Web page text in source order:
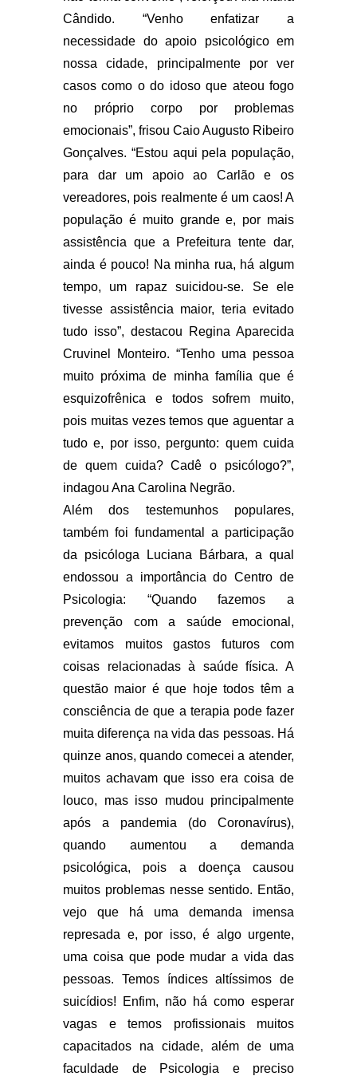
Cândido. “Venho enfatizar a
necessidade do apoio psicológico em
nossa cidade, principalmente por ver
casos como o do idoso que ateou fogo
no próprio corpo por problemas
emocionais”, frisou Caio Augusto Ribeiro
Gonçalves. “Estou aqui pela população,
para dar um apoio ao Carlão e os
vereadores, pois realmente é um caos! A
população é muito grande e, por mais
assistência que a Prefeitura tente dar,
ainda é pouco! Na minha rua, há algum
tempo, um rapaz suicidou-se. Se ele
tivesse assistência maior, teria evitado
tudo isso”, destacou Regina Aparecida
Cruvinel Monteiro. “Tenho uma pessoa
muito próxima de minha família que é
esquizofrênica e todos sofrem muito,
pois muitas vezes temos que aguentar a
tudo e, por isso, pergunto: quem cuida
de quem cuida? Cadê o psicólogo?”,
indagou Ana Carolina Negrão.
Além dos testemunhos populares,
também foi fundamental a participação
da psicóloga Luciana Bárbara, a qual
endossou a importância do Centro de
Psicologia: “Quando fazemos a
prevenção com a saúde emocional,
evitamos muitos gastos futuros com
coisas relacionadas à saúde física. A
questão maior é que hoje todos têm a
consciência de que a terapia pode fazer
muita diferença na vida das pessoas. Há
quinze anos, quando comecei a atender,
muitos achavam que isso era coisa de
louco, mas isso mudou principalmente
após a pandemia (do Coronavírus),
quando aumentou a demanda
psicológica, pois a doença causou
muitos problemas nesse sentido. Então,
vejo que há uma demanda imensa
represada e, por isso, é algo urgente,
uma coisa que pode mudar a vida das
pessoas. Temos índices altíssimos de
suicídios! Enfim, não há como esperar
vagas e temos profissionais muitos
capacitados na cidade, além de uma
faculdade de Psicologia e preciso